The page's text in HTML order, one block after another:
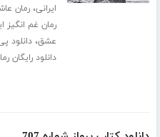
ایرانی،رمان
رمان غم انگیز
عشق،دانلود
دانلود